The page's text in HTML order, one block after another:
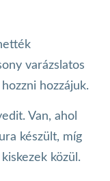
varázslatos
hozzájuk.
Van, ahol
készült, míg
közül.